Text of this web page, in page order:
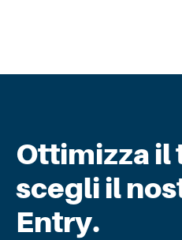
Ottimizza il
scegli il
Entry.